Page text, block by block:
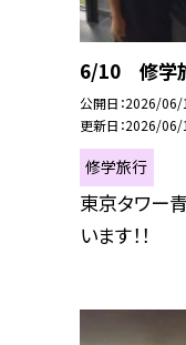
6/10 修学
公開日 2026/06/
更新日 2026/06/
修学旅行
東京タワー
います！！